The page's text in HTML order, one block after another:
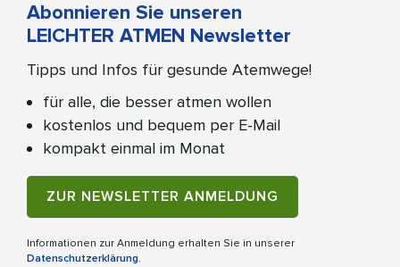
Abonnieren Sie unseren
LEICHTER ATMEN Newsletter
Tipps und Infos für gesunde Atemwege!
für alle, die besser atmen wollen
kostenlos und bequem per E-Mail
kompakt einmal im Monat
ZUR NEWSLETTER ANMELDUNG
Informationen zur Anmeldung erhalten Sie in unserer
Datenschutzerklärung.